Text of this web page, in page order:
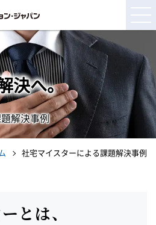
決へ。
解決事例
社宅マイスターによる課題解決事例
とは、